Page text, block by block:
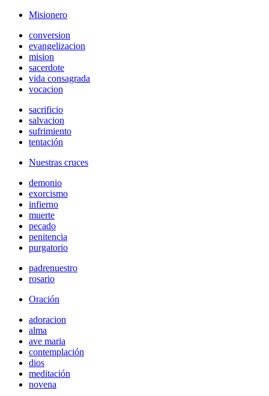
Misionero
conversion
evangelizacion
mision
sacerdote
vida consagrada
vocacion
sacrificio
salvacion
sufrimiento
tentación
Nuestras cruces
demonio
exorcismo
infierno
muerte
pecado
penitencia
purgatorio
padrenuestro
rosario
Oración
adoracion
alma
ave maria
contemplación
dios
meditación
novena